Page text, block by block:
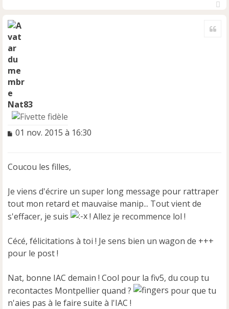
Nat83
M
a
e
n
o
n
u
01 nov. 2015 à 16:30
Coucou les filles,
Je viens d'écrire un super long message pour rattraper
tout mon retard et mauvaise manip... Tout vient de
s'effacer, je suis
! Allez je recommence lol !
Cécé, félicitations à toi ! Je sens bien un wagon de +++
pour le post !
Nat, bonne IAC demain ! Cool pour la fiv5, du coup tu
recontactes Montpellier quand ?
pour que tu
n'aies pas à le faire suite à l'IAC !